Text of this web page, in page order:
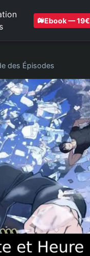
Ebook — 19€
des Épisodes